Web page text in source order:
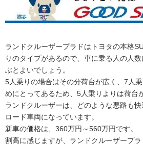
ランドクルーザープラドはトヨタの本格
りのタイプがあるので、車に乗る人の人
ぶとよいでしょう。
5人乗りの場合はその分荷台が広く、7人
めにとってあるため、5人乗りよりは荷台
ランドクルーザーは、どのような悪路も
ロード車両になっています。
新車の価格は、360万円～560万円です。
割高に感じますが、ランドクルーザープ